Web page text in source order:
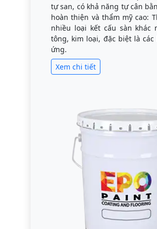
tự san, có khả năng tự cân
hoàn thiện và thẩm mỹ cao:
nhiều loại kết cấu sàn khác
tông, kim loại, đặc biệt là các
ứng.
Xem chi tiết